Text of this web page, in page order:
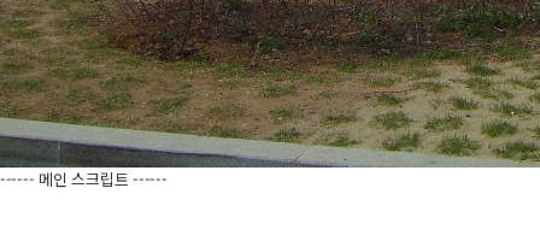
------ 메인 스크립트 ------